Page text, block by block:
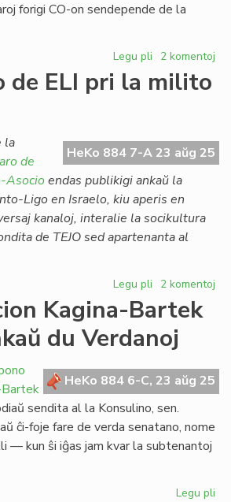
forigi CO-on sendepende de la
Legu pli pri
punkto
laŭ
du
influaj
finnaj
membroj
2 komentoj
de ELI pri la milito
HeKo 884 7-A 23 aŭg 25
la
de
Asocioendas publikigi ankaŭ la
Ligo en Israelo, kiu aperis en
kanaloj, interalie la socikultura
de TEJO sed apartenanta al
Legu pli pri
deklaro
de
ELI
pri
la
en
Gaza
2 komentoj
Kagina-Bartek
du Verdanoj
HeKo 884 6-C, 23 aŭg 25
sendita al la Konsulino, sen.
ĉi-foje fare de verda senatano, nome
— kun ŝi iĝas jam kvar la subtenantoj
Legu pli